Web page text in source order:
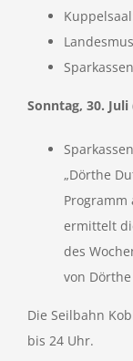
Sonntag, 30. Juli
„Dörthe
Programm
ermittelt
des
von
Die Seilbahn
bis 24 Uhr.